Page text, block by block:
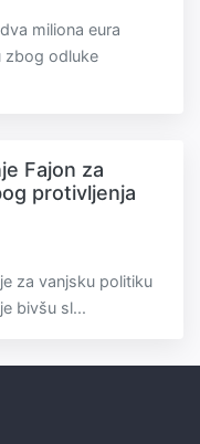
miliona eura
zbog odluke
Fajon za
protivljenja
za vanjsku politiku
bivšu sl...